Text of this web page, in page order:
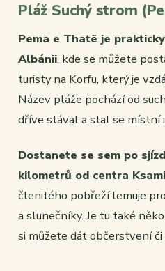
Pláž Suchý strom
Pema e Thatë je
Albánii, kde se můžete
turisty na Korfu, který je
Název pláže pochází od
dříve stával a stal se místní
Dostanete se sem po
kilometrů od centra
členitého pobřeží lemuje
a slunečníky. Je tu také
si můžete dát občerstvení či